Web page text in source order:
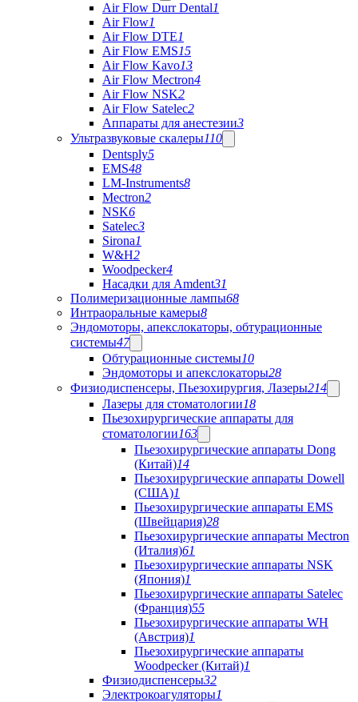
Air Flow Durr Dental1
Air Flow1
Air Flow DTE1
Air Flow EMS15
Air Flow Kavo13
Air Flow Mectron4
Air Flow NSK2
Air Flow Satelec2
Аппараты для анестезии3
Ультразвуковые скалеры110
Dentsply5
EMS48
LM-Instruments8
Mectron2
NSK6
Satelec3
Sirona1
W&H2
Woodpecker4
Насадки для Amdent31
Полимеризационные лампы68
Интраоральные камеры8
Эндомоторы, апекслокаторы, обтурационные
системы47
Обтурационные системы10
Эндомоторы и апекслокаторы28
Физиодиспенсеры, Пьезохирургия, Лазеры214
Лазеры для стоматологии18
Пьезохирургические аппараты для
стоматологии163
Пьезохирургические аппараты Dong
(Китай)14
Пьезохирургические аппараты Dowell
(США)1
Пьезохирургические аппараты EMS
(Швейцария)28
Пьезохирургические аппараты Mectron
(Италия)61
Пьезохирургические аппараты NSK
(Япония)1
Пьезохирургические аппараты Satelec
(Франция)55
Пьезохирургические аппараты WH
(Австрия)1
Пьезохирургические аппараты
Woodpecker (Китай)1
Физиодиспенсеры32
Электрокоагуляторы1